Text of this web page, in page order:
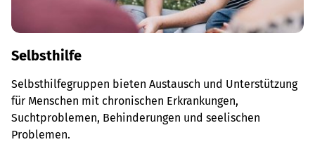
Selbsthilfe
Selbsthilfegruppen bieten Austausch und Unterstützung
für Menschen mit chronischen Erkrankungen,
Suchtproblemen, Behinderungen und seelischen
Problemen.